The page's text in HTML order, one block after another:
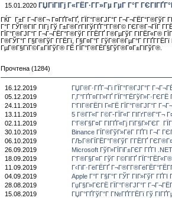
15.01.2020 ГЏГїГІГј Г«ГЁГ·Г­Г»Гµ ГµГ Г°Г
ГЌГ Г±Г Г¬Г®Г¬ Г¤ГҐГ«ГҐ, ГЇГ°Г®ГЈГ°Г Г¬Г¬ГЁГ°Г®ГўГ
Г°Г ГЎГ®ГІГ ГІГј Гў Г±Г®ГґГІГўГҐГ°Г­Г®Г© ГЄГ®Г¬ГЇГ
ГЇГ°Г®ГЈГ°Г Г¬Г¬ГЁГ°Г®ГўГ Г­ГЁГҐ Г®ГµГўГ ГІГЁГ«Г®
Г®ГЎГ°Г Г§Г®ГўГ Г­ГЁГї, Г§Г¤Г°Г ГўГ®Г®ГµГ°Г
ГµГ®Г§ГїГ©Г±ГІГўГ® ГЁ ГЇГ°Г®ГЁГ§ГўГ®Г¤Г±ГІГўГ®.
Прочтена (1284)
16.12.2019 ГЏГ®Г·ГҐГ¬Гі ГЇГ°Г®ГЈГ°Г
05.12.2019
Г‚Г°ГҐГ¤Г­Г»ГҐ
24.11.2019
Г‘ГІГ®ГЁГІ Г«ГЁ ГЇГ°Г®ГЈГ°Г
13.11.2019
5 Г®Г­Г«Г Г©Г­-ГЇГ«Г ГІГґГ®Г°Г¬
02.11.2019
Г‘Г®Г§Г¤Г ГІГҐГ«Гј ГїГ§Г»ГЄГ
30.10.2019
Binance ГЇГ®ГўГ»ГёГ ГҐГІ Г¬Г
06.10.2019
ГЉГ®ГЇГЁГ°Г®ГўГ Г­ГЁГҐ
26.09.2019
Microsoft ГўГ»ГЇГіГ±ГЄГ ГҐГІ
18.09.2019
Г‘Г®Г§Г¤Г ГўГ Г©ГІГҐ
11.09.2019
Г‹ГіГ·ГёГЁГҐ
04.09.2019
Apple Г°Г Г§Г°Г ГЎГ ГІГ»ГўГ
28.08.2019
ГџГ§Г»ГЄГЁ ГЇГ°Г®ГЈГ°Г
15.08.2019
ГЏГ°ГҐГўГ°Г Г№ГҐГ­ГЁГї Гў